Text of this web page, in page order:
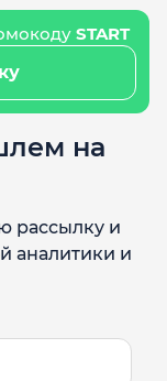
START
на
рассылку и
аналитики и